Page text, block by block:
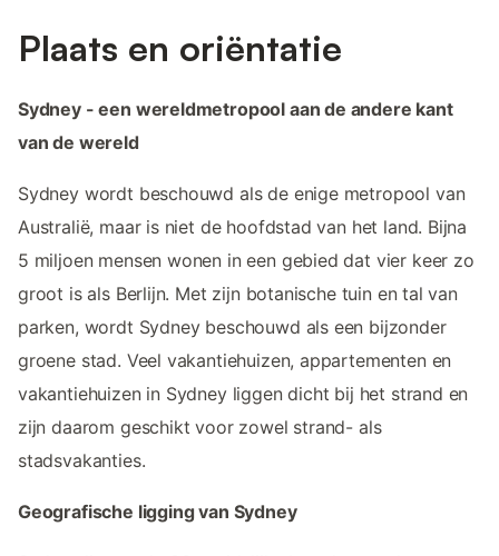
Plaats en oriëntatie
Sydney - een wereldmetropool aan de andere kant
van de wereld
Sydney wordt beschouwd als de enige metropool van
Australië, maar is niet de hoofdstad van het land. Bijna
5 miljoen mensen wonen in een gebied dat vier keer zo
groot is als Berlijn. Met zijn botanische tuin en tal van
parken, wordt Sydney beschouwd als een bijzonder
groene stad. Veel vakantiehuizen, appartementen en
vakantiehuizen in Sydney liggen dicht bij het strand en
zijn daarom geschikt voor zowel strand- als
stadsvakanties.
Geografische ligging van Sydney